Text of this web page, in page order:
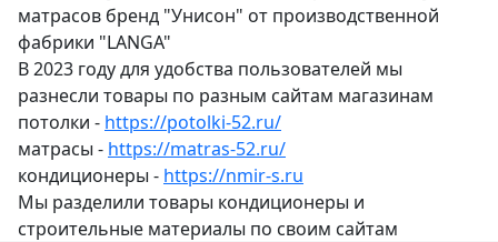
матрасов бренд "Унисон" от производственной
фабрики "LANGA"
В 2023 году для удобства пользователей мы
разнесли товары по разным сайтам магазинам
потолки - https://potolki-52.ru/
матрасы - https://matras-52.ru/
кондиционеры - https://nmir-s.ru
Мы разделили товары кондиционеры и
строительные материалы по своим сайтам